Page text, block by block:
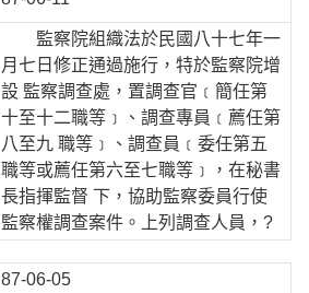
監察院組織法於民國八十七年一
月七日修正通過施行，特於監察院增
設 監察調查處，置調查官﹝簡任第
十至十二職等﹞、調查專員﹝薦任第
八至九 職等﹞、調查員﹝委任第五
職等或薦任第六至七職等﹞，在秘書
長指揮監督 下，協助監察委員行使
監察權調查案件。上列調查人員，?
87-06-05